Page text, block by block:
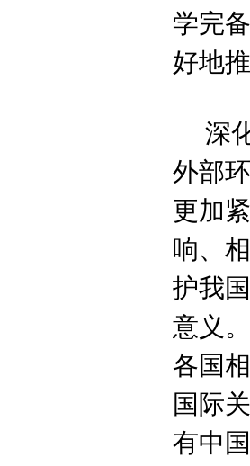
学完
好地
深
外部
更加
响、
护我
意义
各国
国际
有中